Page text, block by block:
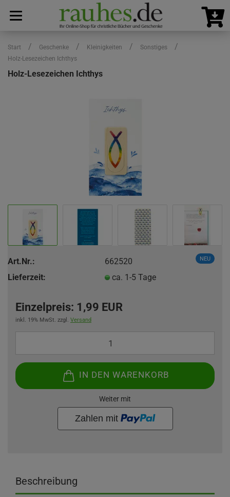
Start / Geschenke / Kleinigkeiten / Sonstiges /
Holz-Lesezeichen Ichthys
Holz-Lesezeichen Ichthys
NEU
Art.Nr.:
662520
Lieferzeit:
ca. 1-5 Tage
Einzelpreis: 1,99 EUR
inkl. 19% MwSt. zzgl. Versand
IN DEN WARENKORB
Weiter mit
Beschreibung